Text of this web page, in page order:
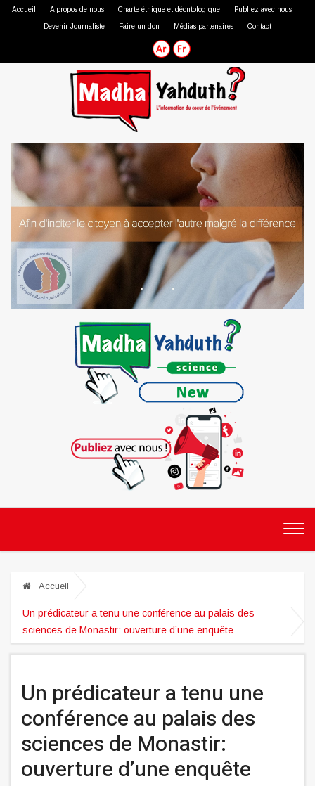
Accueil A propos de nous Charte éthique et déontologique Publiez avec nous
Devenir Journaliste Faire un don Médias partenaires Contact
Accueil
Un prédicateur a tenu une conférence au palais des
sciences de Monastir: ouverture d’une enquête
Un prédicateur a tenu une
conférence au palais des
sciences de Monastir:
ouverture d’une enquête